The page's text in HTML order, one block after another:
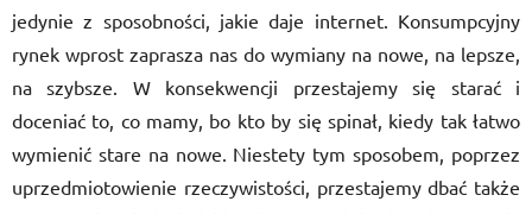
jedynie z sposobności, jakie daje internet. Konsumpcyjny
rynek wprost zaprasza nas do wymiany na nowe, na lepsze,
na szybsze. W konsekwencji przestajemy się starać i
doceniać to, co mamy, bo kto by się spinał, kiedy tak łatwo
wymienić stare na nowe. Niestety tym sposobem, poprzez
uprzedmiotowienie rzeczywistości, przestajemy dbać także